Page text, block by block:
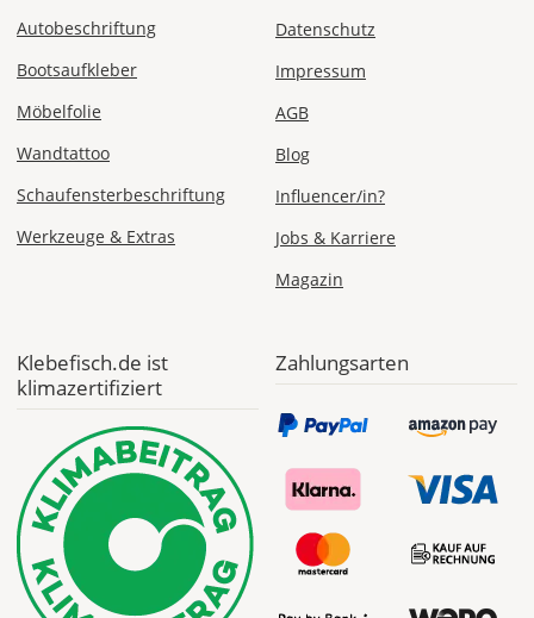
Express
Deutschland
Di., 11.08. -
ab 24,98
*
Abhängig
Bestellwert:
Die
genauen
Produktionskosten
werden
Dir
im
Autobeschriftung
Bootsaufkleber
Möbelfolie
Wandtattoo
Schaufensterbeschriftung
Werkzeuge & Extras
Datenschutz
Impressum
AGB
Blog
Influencer/in?
Jobs & Karriere
Magazin
Klebefisch.de ist
klimazertifiziert
Zahlungsarten